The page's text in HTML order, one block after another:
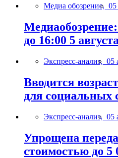
Медиа обозрение, 05
до 16:00 5 августа
Экспресс-анализ, 05
Вводится
для социальных
Экспресс-анализ, 05
Упрощена
стоимостью до 5